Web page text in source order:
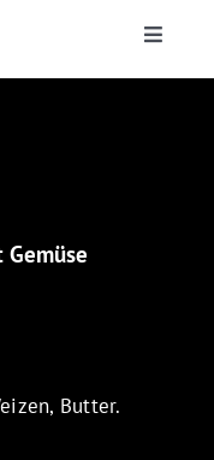
Toggle
Butter.